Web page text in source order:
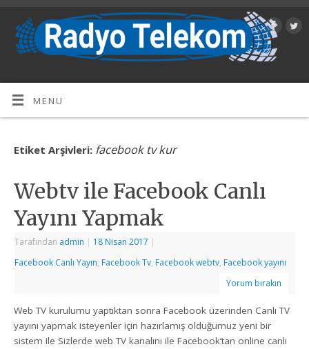
MENU
Etiket Arşivleri: facebook tv kur
Webtv ile Facebook Canlı
Yayını Yapmak
Tarafından admin | 18 Nisan 2017 |
Facebook Canlı Yayın, Facebook Tv, Facebook webtv, Facebook yayını
Yorum bırakın
Web TV kurulumu yaptıktan sonra Facebook üzerinden Canlı TV
yayını yapmak isteyenler için hazırlamış olduğumuz yeni bir
sistem ile Sizlerde web TV kanalını ile Facebook’tan online canlı